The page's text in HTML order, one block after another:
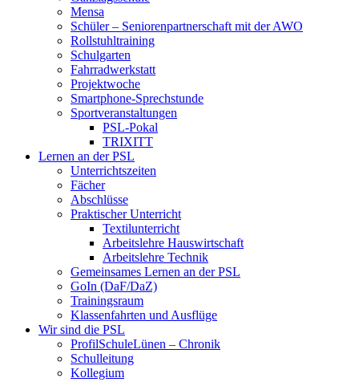
Mensa
Schüler – Seniorenpartnerschaft mit der AWO
Rollstuhltraining
Schulgarten
Fahrradwerkstatt
Projektwoche
Smartphone-Sprechstunde
Sportveranstaltungen
PSL-Pokal
TRIXITT
Lernen an der PSL
Unterrichtszeiten
Fächer
Abschlüsse
Praktischer Unterricht
Textilunterricht
Arbeitslehre Hauswirtschaft
Arbeitslehre Technik
Gemeinsames Lernen an der PSL​
GoIn (DaF/DaZ)
Trainingsraum
Klassenfahrten und Ausflüge
Wir sind die PSL
ProfilSchuleLünen – Chronik
Schulleitung
Kollegium